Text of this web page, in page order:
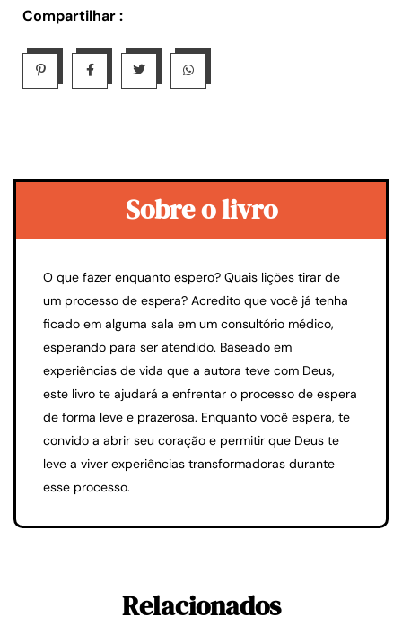
Compartilhar :
Sobre o livro
O que fazer enquanto espero? Quais lições tirar de
um processo de espera? Acredito que você já tenha
ficado em alguma sala em um consultório médico,
esperando para ser atendido. Baseado em
experiências de vida que a autora teve com Deus,
este livro te ajudará a enfrentar o processo de espera
de forma leve e prazerosa. Enquanto você espera, te
convido a abrir seu coração e permitir que Deus te
leve a viver experiências transformadoras durante
esse processo.
Relacionados